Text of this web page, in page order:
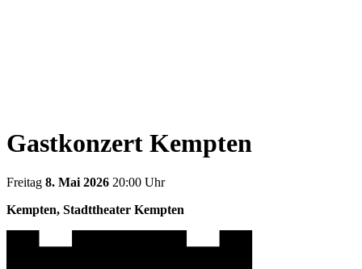
Gastkonzert Kempten
Freitag 8. Mai 2026 20:00 Uhr
Kempten, Stadttheater Kempten